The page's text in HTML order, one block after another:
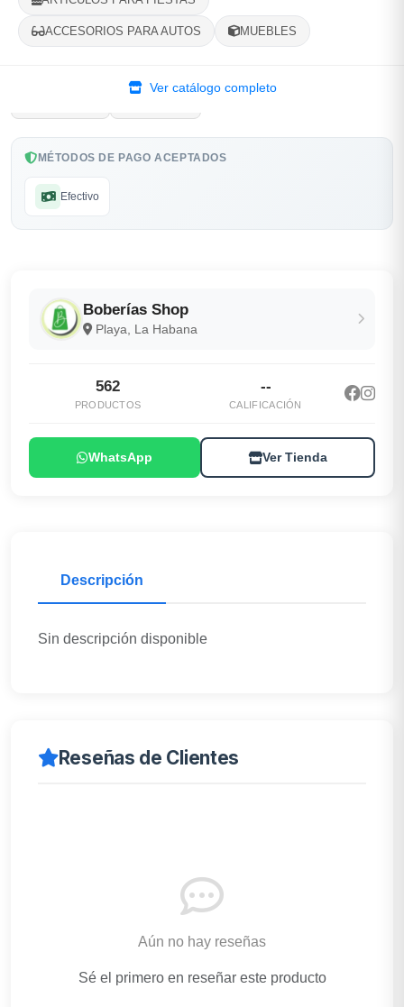
ACCESORIOS PARA AUTOS MUEBLES
Ver catálogo completo
- + Comprar!
MÉTODOS DE PAGO ACEPTADOS
Efectivo
Boberías Shop
Playa, La Habana
562
PRODUCTOS
--
CALIFICACIÓN
WhatsApp Ver Tienda
Descripción
Sin descripción disponible
Reseñas de Clientes
Aún no hay reseñas
Sé el primero en reseñar este producto